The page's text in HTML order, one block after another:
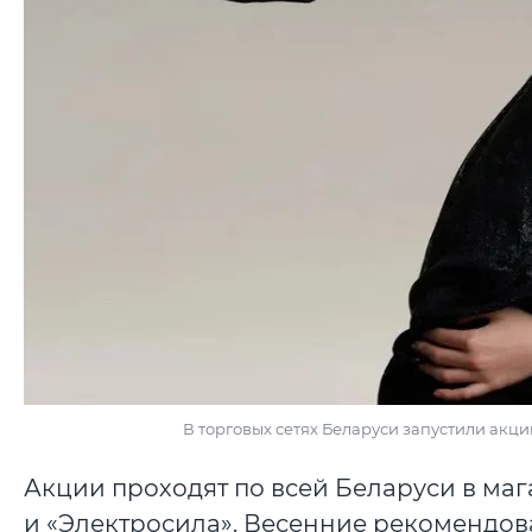
В торговых сетях Беларуси запустили
Акции проходят по всей Беларуси в
и «Электросила». Весенние